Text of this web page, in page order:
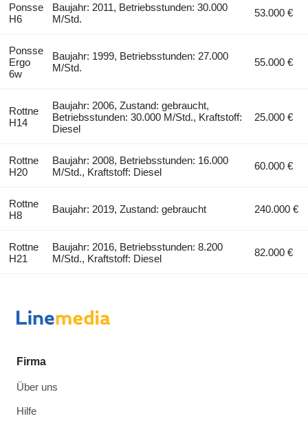
Ponsse
H6
Baujahr: 2011, Betriebsstunden: 30.000
M/Std.
53.000 €
Ponsse
Ergo
6w
Baujahr: 1999, Betriebsstunden: 27.000
M/Std.
55.000 €
Rottne
H14
Baujahr: 2006, Zustand: gebraucht,
Betriebsstunden: 30.000 M/Std., Kraftstoff:
Diesel
25.000 €
Rottne
H20
Baujahr: 2008, Betriebsstunden: 16.000
M/Std., Kraftstoff: Diesel
60.000 €
Rottne
H8
Baujahr: 2019, Zustand: gebraucht 240.000 €
Rottne
H21
Baujahr: 2016, Betriebsstunden: 8.200
M/Std., Kraftstoff: Diesel
82.000 €
Firma
Über uns
Hilfe